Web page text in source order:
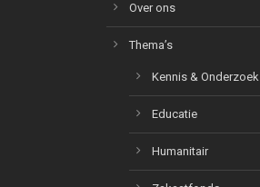
Over ons
Thema’s
Kennis & Onderzoek
Educatie
Humanitair